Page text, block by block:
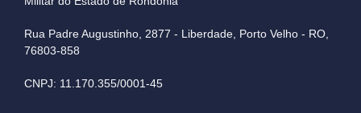
Rua Padre Augustinho, 2877 - Liberdade, Porto Velho - RO,
76803-858
CNPJ: 11.170.355/0001-45